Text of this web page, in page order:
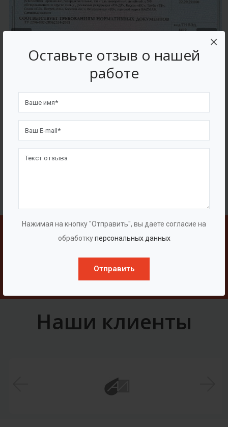
Оставьте отзыв о нашей
работе
Нажимая на кнопку "Отправить", вы даете согласие на
обработкуперсональных данных
Отправить
×
Свяжитесь с нами
Написать
Наши клиенты